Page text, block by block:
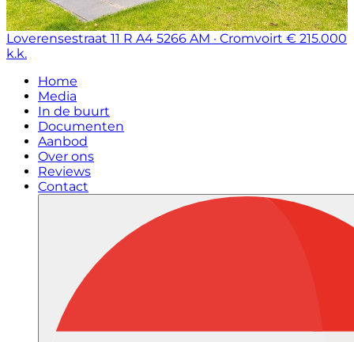
Loverensestraat 11 R A4 5266 AM · Cromvoirt € 215.000
k.k.
Home
Media
In de buurt
Documenten
Aanbod
Over ons
Reviews
Contact